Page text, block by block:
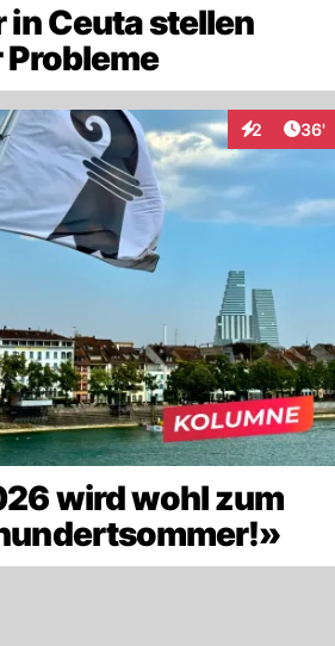
in Ceuta stellen
2 36'
wird wohl zum